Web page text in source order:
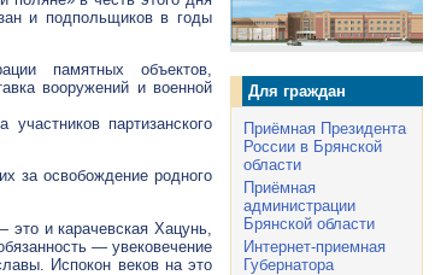
и подпольщиков в годы
памятных объектов,
вооружений и военной
партизанского
за освобождение родного
и карачевская Хацунь,
— увековечение
Испокон веков на это
Для граждан
Приёмная Президента
России в Брянской
области
Приёмная
администрации
Брянской области
Интернет-приемная
Губернатора